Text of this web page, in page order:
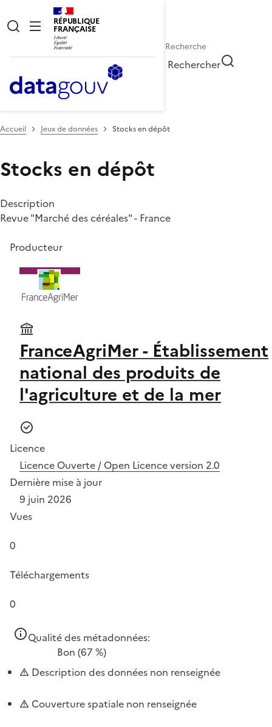
RÉPUBLIQUE
FRANÇAISE
Rechercher
Accueil Jeux de données Stocks en dépôt
Stocks en dépôt
Description
Revue "Marché des céréales" - France
Producteur
FranceAgriMer - Établissement
national des produits de
l'agriculture et de la mer
Licence
Licence Ouverte / Open Licence version 2.0
Dernière mise à jour
9 juin 2026
Vues
0
Téléchargements
0
Qualité des métadonnées:
Bon (67 %)
Description des données non renseignée
Couverture spatiale non renseignée